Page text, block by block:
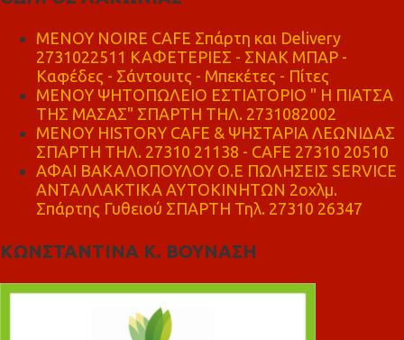
MENOY NOIRE CAFE Σπάρτη και Delivery
2731022511 ΚΑΦΕΤΕΡΙΕΣ - ΣΝΑΚ ΜΠΑΡ -
Καφέδες - Σάντουιτς - Μπεκέτες - Πίτες
ΜΕΝΟΥ ΨΗΤΟΠΩΛΕΙΟ ΕΣΤΙΑΤΟΡΙΟ " Η ΠΙΑΤΣΑ
ΤΗΣ ΜΑΣΑΣ" ΣΠΑΡΤΗ ΤΗΛ. 2731082002
ΜΕΝΟΥ HISTORY CAFE & ΨΗΣΤΑΡΙΑ ΛΕΩΝΙΔΑΣ
ΣΠΑΡΤΗ ΤΗΛ. 27310 21138 - CAFE 27310 20510
ΑΦΑΙ ΒΑΚΑΛΟΠΟΥΛΟΥ Ο.Ε ΠΩΛΗΣΕΙΣ SERVICE
ΑΝΤΑΛΛΑΚΤΙΚΑ ΑΥΤΟΚΙΝΗΤΩΝ 2οχλμ.
Σπάρτης Γυθειού ΣΠΑΡΤΗ Τηλ. 27310 26347
ΚΩΝΣΤΑΝΤΙΝΑ Κ. ΒΟΥΝΑΣΗ